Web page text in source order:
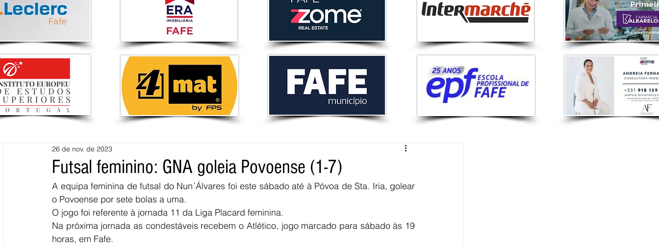
Futsal feminino: GNA goleia Povoense (1-7)
26 de nov. de 2023
A equipa feminina de futsal do Nun´Álvares foi este sábado até à Póvoa de Sta. Iria, golear
o Povoense por sete bolas a uma.
O jogo foi referente à jornada 11 da Liga Placard feminina.
Na próxima jornada as condestáveis recebem o Atlético, jogo marcado para sábado às 19
horas, em Fafe.